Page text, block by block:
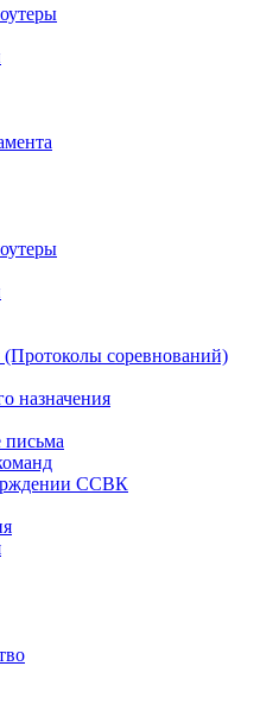
(Протоколы соревнований)
назначения
ССВК